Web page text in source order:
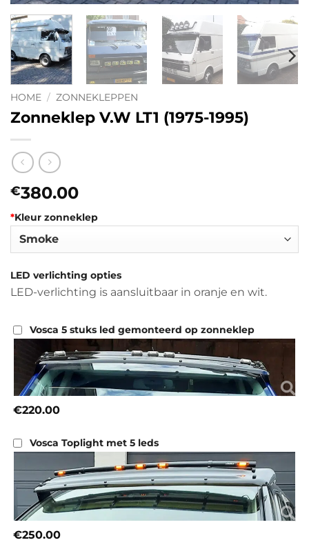
HOME / ZONNEKLEPPEN
Zonneklep V.W LT1 (1975-1995)
€380.00
*Kleur zonneklep
LED verlichting opties
LED-verlichting is aansluitbaar in oranje en wit.
Vosca 5 stuks led gemonteerd op zonneklep
€220.00
Vosca Toplight met 5 leds
€250.00